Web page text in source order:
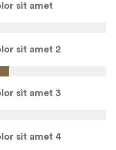
sit amet
sit amet 2
sit amet 3
sit amet 4